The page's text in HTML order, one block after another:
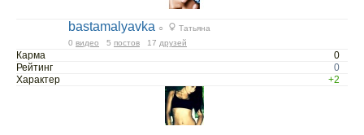
bastamalyavka ○
Татьяна
0 видео 5 постов 17 друзей
Карма
0
Рейтинг
0
Характер
+2